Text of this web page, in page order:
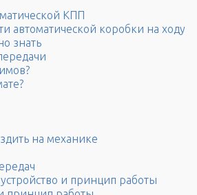
КПП
автоматической коробки на ходу
знать
на механике
и принцип работы